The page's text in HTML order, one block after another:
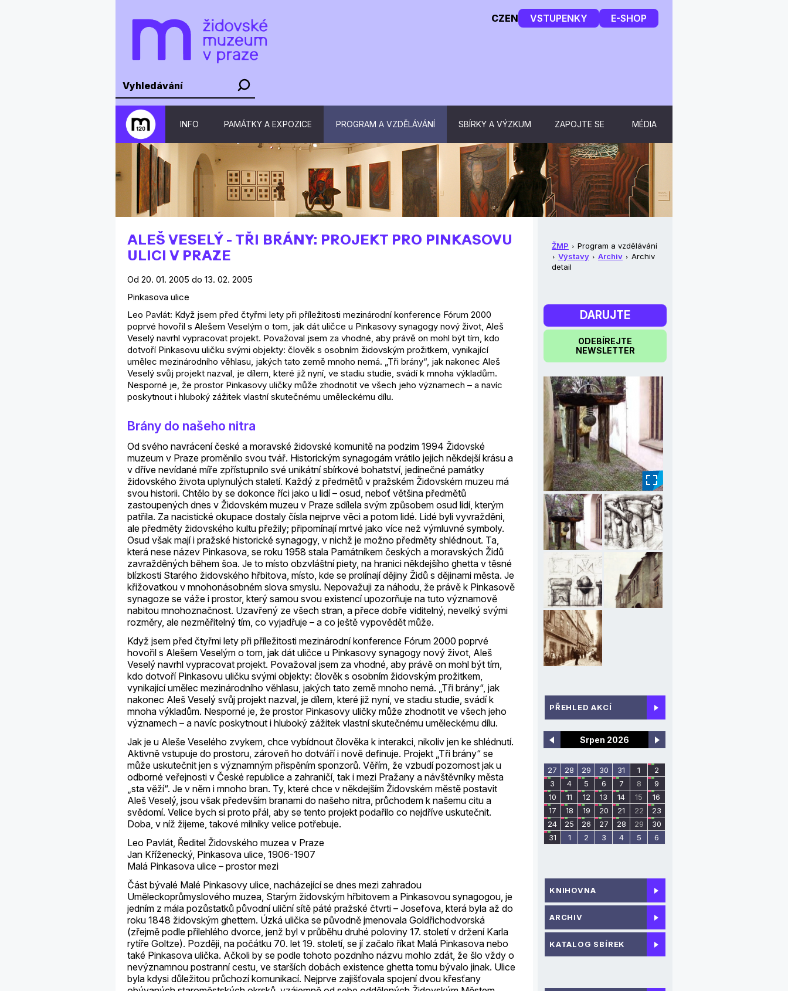
CZEN VSTUPENKY E-SHOP
INFO PAMÁTKY A EXPOZICE PROGRAM A VZDĚLÁVÁNÍ SBÍRKY A VÝZKUM ZAPOJTE SE MÉDIA
ALEŠ VESELÝ - TŘI BRÁNY: PROJEKT PRO PINKASOVU
ULICI V PRAZE
Od 20. 01. 2005 do 13. 02. 2005
Pinkasova ulice
Leo Pavlát: Když jsem před čtyřmi lety při příležitosti mezinárodní konference Fórum 2000
poprvé hovořil s Alešem Veselým o tom, jak dát uličce u Pinkasovy synagogy nový život, Aleš
Veselý navrhl vypracovat projekt. Považoval jsem za vhodné, aby právě on mohl být tím, kdo
dotvoří Pinkasovu uličku svými objekty: člověk s osobním židovským prožitkem, vynikající
umělec mezinárodního věhlasu, jakých tato země mnoho nemá. „Tři brány“, jak nakonec Aleš
Veselý svůj projekt nazval, je dílem, které již nyní, ve stadiu studie, svádí k mnoha výkladům.
Nesporné je, že prostor Pinkasovy uličky může zhodnotit ve všech jeho významech – a navíc
poskytnout i hluboký zážitek vlastní skutečnému uměleckému dílu.
Brány do našeho nitra
Od svého navrácení české a moravské židovské komunitě na podzim 1994 Židovské
muzeum v Praze proměnilo svou tvář. Historickým synagogám vrátilo jejich někdejší krásu a
v dříve nevídané míře zpřístupnilo své unikátní sbírkové bohatství, jedinečné památky
židovského života uplynulých staletí. Každý z předmětů v pražském Židovském muzeu má
svou historii. Chtělo by se dokonce říci jako u lidí – osud, neboť většina předmětů
zastoupených dnes v Židovském muzeu v Praze sdílela svým způsobem osud lidí, kterým
patřila. Za nacistické okupace dostaly čísla nejprve věci a potom lidé. Lidé byli vyvražděni,
ale předměty židovského kultu přežily; připomínají mrtvé jako více než výmluvné symboly.
Osud však mají i pražské historické synagogy, v nichž je možno předměty shlédnout. Ta,
která nese název Pinkasova, se roku 1958 stala Památníkem českých a moravských Židů
zavražděných během šoa. Je to místo obzvláštní piety, na hranici někdejšího ghetta v těsné
blízkosti Starého židovského hřbitova, místo, kde se prolínají dějiny Židů s dějinami města. Je
křižovatkou v mnohonásobném slova smyslu. Nepovažuji za náhodu, že právě k Pinkasově
synagoze se váže i prostor, který samou svou existencí upozorňuje na tuto významově
nabitou mnohoznačnost. Uzavřený ze všech stran, a přece dobře viditelný, nevelký svými
rozměry, ale nezměřitelný tím, co vyjadřuje – a co ještě vypovědět může.
Když jsem před čtyřmi lety při příležitosti mezinárodní konference Fórum 2000 poprvé
hovořil s Alešem Veselým o tom, jak dát uličce u Pinkasovy synagogy nový život, Aleš
Veselý navrhl vypracovat projekt. Považoval jsem za vhodné, aby právě on mohl být tím,
kdo dotvoří Pinkasovu uličku svými objekty: člověk s osobním židovským prožitkem,
vynikající umělec mezinárodního věhlasu, jakých tato země mnoho nemá. „Tři brány“, jak
nakonec Aleš Veselý svůj projekt nazval, je dílem, které již nyní, ve stadiu studie, svádí k
mnoha výkladům. Nesporné je, že prostor Pinkasovy uličky může zhodnotit ve všech jeho
významech – a navíc poskytnout i hluboký zážitek vlastní skutečnému uměleckému dílu.
Jak je u Aleše Veselého zvykem, chce vybídnout člověka k interakci, nikoliv jen ke shlédnutí.
Aktivně vstupuje do prostoru, zároveň ho dotváří i nově definuje. Projekt „Tři brány“ se
může uskutečnit jen s významným přispěním sponzorů. Věřím, že vzbudí pozornost jak u
odborné veřejnosti v České republice a zahraničí, tak i mezi Pražany a návštěvníky města
„sta věží“. Je v něm i mnoho bran. Ty, které chce v někdejším Židovském městě postavit
Aleš Veselý, jsou však především branami do našeho nitra, průchodem k našemu citu a
svědomí. Velice bych si proto přál, aby se tento projekt podařilo co nejdříve uskutečnit.
Doba, v níž žijeme, takové milníky velice potřebuje.
Leo Pavlát, Ředitel Židovského muzea v Praze
Jan Kříženecký, Pinkasova ulice, 1906-1907
Malá Pinkasova ulice – prostor mezi
Část bývalé Malé Pinkasovy ulice, nacházející se dnes mezi zahradou
Uměleckoprůmyslového muzea, Starým židovským hřbitovem a Pinkasovou synagogou, je
jedním z mála pozůstatků původní uliční sítě páté pražské čtvrti – Josefova, která byla až do
roku 1848 židovským ghettem. Úzká ulička se původně jmenovala Goldřichodvorská
(zřejmě podle přilehlého dvorce, jenž byl v průběhu druhé poloviny 17. století v držení Karla
rytíře Goltze). Později, na počátku 70. let 19. století, se jí začalo říkat Malá Pinkasova nebo
také Pinkasova ulička. Ačkoli by se podle tohoto pozdního názvu mohlo zdát, že šlo vždy o
nevýznamnou postranní cestu, ve starších dobách existence ghetta tomu bývalo jinak. Ulice
byla kdysi důležitou průchozí komunikací. Nejprve zajišťovala spojení dvou křesťany
ŽMP
Program a vzdělávání
Výstavy
Archiv
Archiv
detail
DARUJTE
ODEBÍREJTE
NEWSLETTER
_
PŘEHLED AKCÍ
Srpen 2026
27 28 29 30 31 1
2
3
4 5 6 7 8
9
10
11 12 13 14 15
16
17
18 19 20 21 22
23
24
25 26 27 28 29
30
31
1 2 3 4 5 6
KNIHOVNA
ARCHIV
KATALOG SBÍREK